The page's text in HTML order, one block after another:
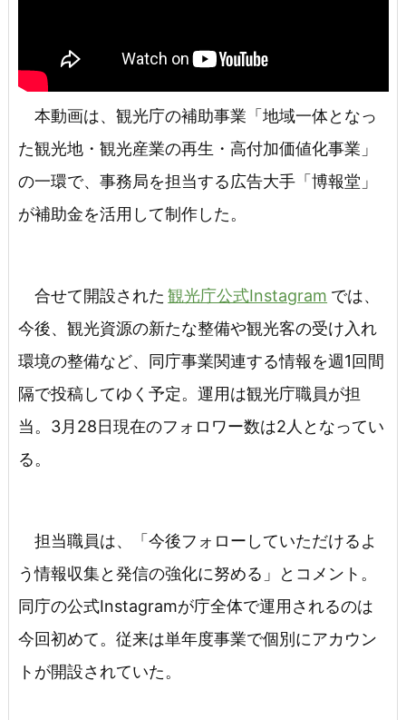
本動画は、観光庁の補助事業「地域一体となっ
た観光地・観光産業の再生・高付加価値化事業」
の一環で、事務局を担当する広告大手「博報堂」
が補助金を活用して制作した。
合せて開設された 観光庁公式Instagram では、
今後、観光資源の新たな整備や観光客の受け入れ
環境の整備など、同庁事業関連する情報を週1回間
隔で投稿してゆく予定。運用は観光庁職員が担
当。3月28日現在のフォロワー数は2人となってい
る。
担当職員は、「今後フォローしていただけるよ
う情報収集と発信の強化に努める」とコメント。
同庁の公式Instagramが庁全体で運用されるのは
今回初めて。従来は単年度事業で個別にアカウン
トが開設されていた。